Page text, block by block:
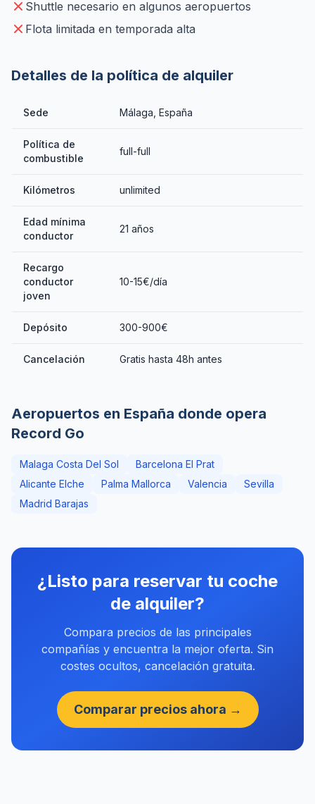
Shuttle necesario en algunos aeropuertos
Flota limitada en temporada alta
Detalles de la política de alquiler
Sede Málaga, España
Política de
combustible
full-full
Kilómetros unlimited
Edad mínima
conductor
21 años
Recargo
conductor
joven
10-15€/día
Depósito 300-900€
Cancelación Gratis hasta 48h antes
Aeropuertos en España donde opera
Record Go
Malaga Costa Del Sol
Barcelona El Prat
Alicante Elche
Palma Mallorca Valencia
Sevilla
Madrid Barajas
¿Listo para reservar tu coche
de alquiler?
Compara precios de las principales
compañías y encuentra la mejor oferta. Sin
costes ocultos, cancelación gratuita.
Comparar precios ahora →